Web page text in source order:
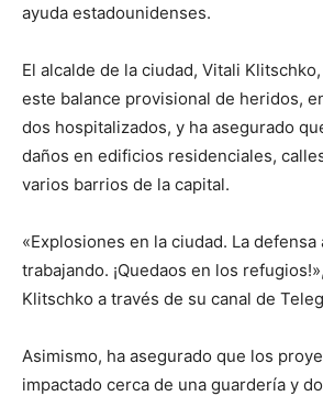
ayuda estadounidenses.
El alcalde de la ciudad, Vitali
este balance provisional de heridos,
dos hospitalizados, y ha asegurado
daños en edificios residenciales,
varios barrios de la capital.
«Explosiones en la ciudad. La defensa
trabajando. ¡Quedaos en los
Klitschko a través de su canal de
Asimismo, ha asegurado que los
impactado cerca de una guardería y